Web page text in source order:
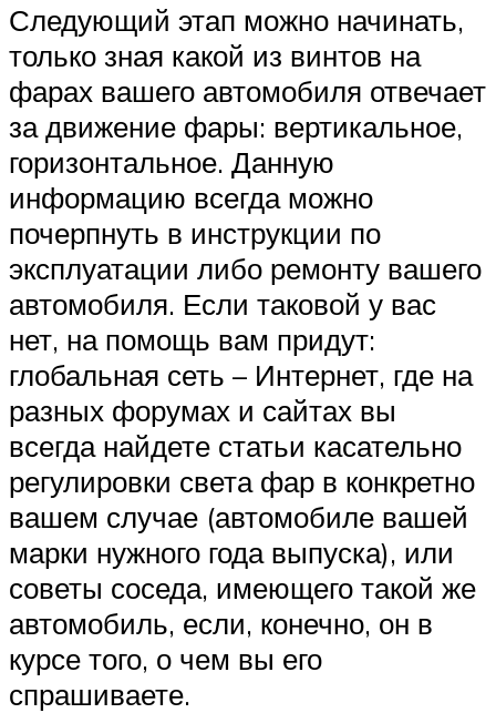
Следующий этап можно начинать,
только зная какой из винтов на
фарах вашего автомобиля отвечает
за движение фары: вертикальное,
горизонтальное. Данную
информацию всегда можно
почерпнуть в инструкции по
эксплуатации либо ремонту вашего
автомобиля. Если таковой у вас
нет, на помощь вам придут:
глобальная сеть – Интернет, где на
разных форумах и сайтах вы
всегда найдете статьи касательно
регулировки света фар в конкретно
вашем случае (автомобиле вашей
марки нужного года выпуска), или
советы соседа, имеющего такой же
автомобиль, если, конечно, он в
курсе того, о чем вы его
спрашиваете.